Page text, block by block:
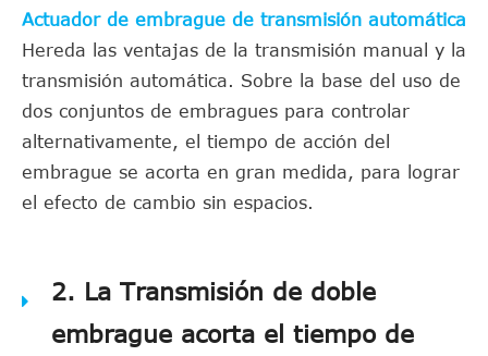
Actuador de embrague de transmisión automática
Hereda las ventajas de la transmisión manual y la
transmisión automática. Sobre la base del uso de
dos conjuntos de embragues para controlar
alternativamente, el tiempo de acción del
embrague se acorta en gran medida, para lograr
el efecto de cambio sin espacios.
2. La Transmisión de doble
embrague acorta el tiempo de